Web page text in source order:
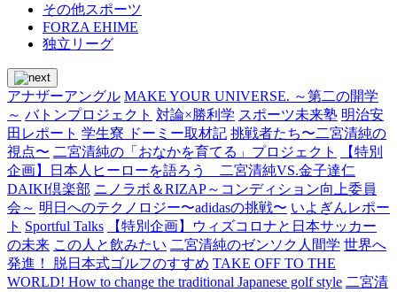
その他スポーツ
FORZA EHIME
独立リーグ
アナザーアングル MAKE YOUR UNIVERSE. ～第二の開学
～ バトンプロジェクト 対論×勝利学 スポーツ未来塾 明治安
田レポート 学生寮 ドーミー取材記 挑戦者たち〜二宮清純の
視点〜 二宮清純の「おなかを育てる」プロジェクト
【特別
企画】日本人ヒーローを語ろう 二宮清純VS.金子達仁
DAIKI倶楽部 ニノラボ＆RIZAP～コンディション向上委員
会～ 明日へのテクノロジー〜adidasの挑戦〜 いよぎんレポー
ト Sportful Talks
【特別企画】ウィズコロナと日本サッカー
の未来 この人と飲みたい 二宮清純のゼンソク人間学 世界へ
発進！ 脱日本式ゴルフのすすめ TAKE OFF TO THE
WORLD! How to change the traditional Japanese golf style 二宮清